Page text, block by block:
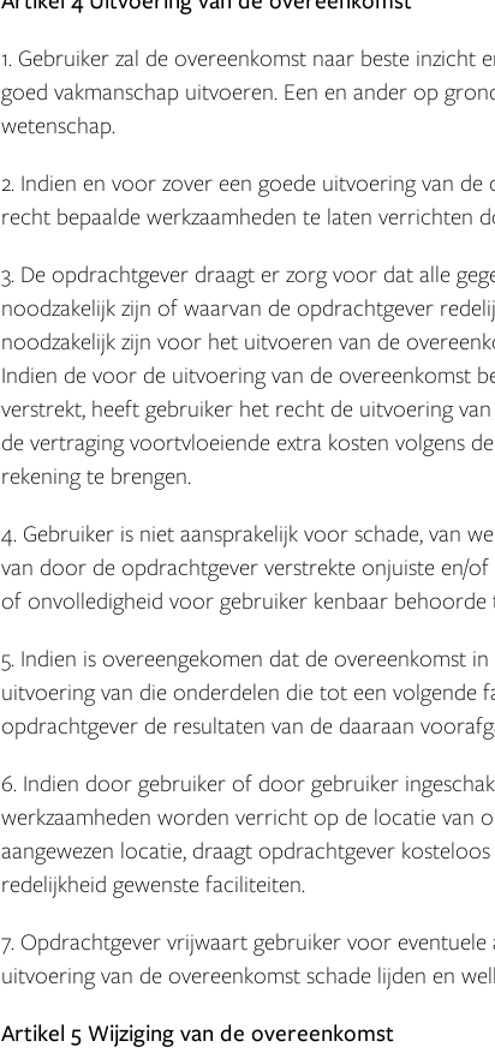
1. Gebruiker zal de overeenkomst naar beste inzicht
goed vakmanschap uitvoeren. Een en ander op
wetenschap.
2. Indien en voor zover een goede uitvoering van
recht bepaalde werkzaamheden te laten verrichten
3. De opdrachtgever draagt er zorg voor dat alle
noodzakelijk zijn of waarvan de opdrachtgever
noodzakelijk zijn voor het uitvoeren van de
Indien de voor de uitvoering van de overeenkomst
verstrekt, heeft gebruiker het recht de uitvoering
de vertraging voortvloeiende extra kosten volgens
rekening te brengen.
4. Gebruiker is niet aansprakelijk voor schade, van
van door de opdrachtgever verstrekte onjuiste en/of
of onvolledigheid voor gebruiker kenbaar behoorde
5. Indien is overeengekomen dat de overeenkomst
uitvoering van die onderdelen die tot een volgende
opdrachtgever de resultaten van de daaraan
6. Indien door gebruiker of door gebruiker
werkzaamheden worden verricht op de locatie van
aangewezen locatie, draagt opdrachtgever
redelijkheid gewenste faciliteiten.
7. Opdrachtgever vrijwaart gebruiker voor
uitvoering van de overeenkomst schade lijden en
Artikel 5 Wijziging van de overeenkomst